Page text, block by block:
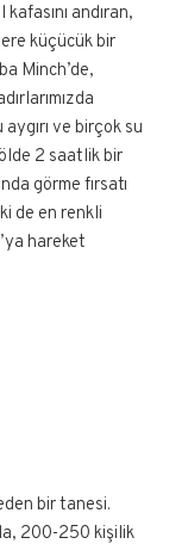
andıran,
küçücük bir
Minch’de,
ve birçok su
2 saatlik bir
görme fırsatı
de en renkli
hareket
bir tanesi.
200-250 kişilik